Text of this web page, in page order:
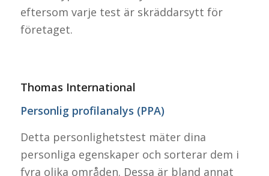
eftersom varje test är skräddarsytt för
företaget.
Thomas International
Personlig profilanalys (PPA)
Detta personlighetstest mäter dina
personliga egenskaper och sorterar dem i
fyra olika områden. Dessa är bland annat